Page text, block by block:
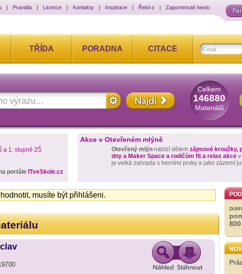
| Pravidla | Licence | Kontakty | Inspirace | Řekli o | Zapomenuté heslo
TŘÍDA PORADNA CITACE
Celkem
146880
Materiálů
a 1. stupně ZŠ
portále ITveSkole.cz
Akce v Otevřeném mlýně
Otevřený mlýn nabízí dětem zájmové kroužky,
dny a Maker Space a rodičům fit a relax akce
je velká zahrada s herními prvky a jako zázemí
musíte být přihlášeni.